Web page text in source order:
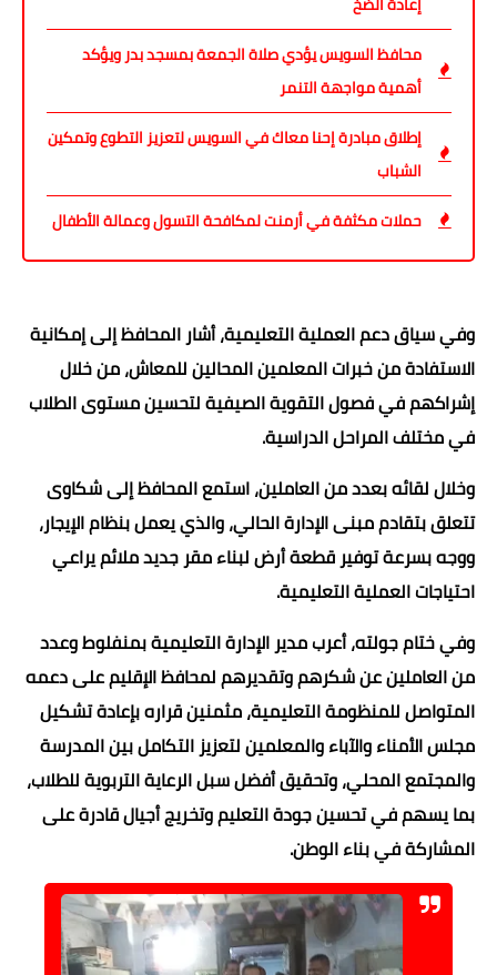
محافظ السويس يؤدي صلاة الجمعة بمسجد بدر ويؤكد
أهمية مواجهة التنمر
إطلاق مبادرة إحنا معاك في السويس لتعزيز التطوع وتمكين
الشباب
حملات مكثفة في أرمنت لمكافحة التسول وعمالة الأطفال
وفي سياق دعم العملية التعليمية، أشار المحافظ إلى إمكانية
الاستفادة من خبرات المعلمين المحالين للمعاش، من خلال
إشراكهم في فصول التقوية الصيفية لتحسين مستوى الطلاب
في مختلف المراحل الدراسية.
وخلال لقائه بعدد من العاملين، استمع المحافظ إلى شكاوى
تتعلق بتقادم مبنى الإدارة الحالي، والذي يعمل بنظام الإيجار،
ووجه بسرعة توفير قطعة أرض لبناء مقر جديد ملائم يراعي
احتياجات العملية التعليمية.
وفي ختام جولته، أعرب مدير الإدارة التعليمية بمنفلوط وعدد
من العاملين عن شكرهم وتقديرهم لمحافظ الإقليم على دعمه
المتواصل للمنظومة التعليمية، مثمنين قراره بإعادة تشكيل
مجلس الأمناء والآباء والمعلمين لتعزيز التكامل بين المدرسة
والمجتمع المحلي، وتحقيق أفضل سبل الرعاية التربوية للطلاب،
بما يسهم في تحسين جودة التعليم وتخريج أجيال قادرة على
المشاركة في بناء الوطن.